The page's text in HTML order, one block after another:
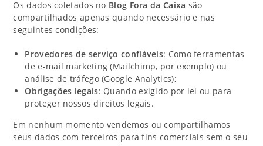
Os dados coletados no Blog Fora da Caixa são
compartilhados apenas quando necessário e nas
seguintes condições:
Provedores de serviço confiáveis: Como ferramentas
de e-mail marketing (Mailchimp, por exemplo) ou
análise de tráfego (Google Analytics);
Obrigações legais: Quando exigido por lei ou para
proteger nossos direitos legais.
Em nenhum momento vendemos ou compartilhamos
seus dados com terceiros para fins comerciais sem o seu